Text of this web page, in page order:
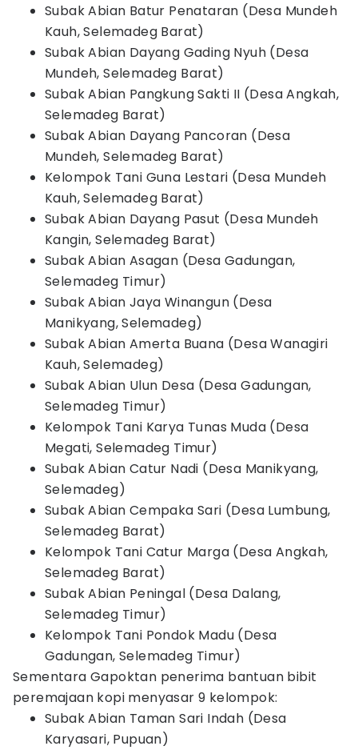
Subak Abian Batur Penataran (Desa Mundeh
Kauh, Selemadeg Barat)
Subak Abian Dayang Gading Nyuh (Desa
Mundeh, Selemadeg Barat)
Subak Abian Pangkung Sakti II (Desa Angkah,
Selemadeg Barat)
Subak Abian Dayang Pancoran (Desa
Mundeh, Selemadeg Barat)
Kelompok Tani Guna Lestari (Desa Mundeh
Kauh, Selemadeg Barat)
Subak Abian Dayang Pasut (Desa Mundeh
Kangin, Selemadeg Barat)
Subak Abian Asagan (Desa Gadungan,
Selemadeg Timur)
Subak Abian Jaya Winangun (Desa
Manikyang, Selemadeg)
Subak Abian Amerta Buana (Desa Wanagiri
Kauh, Selemadeg)
Subak Abian Ulun Desa (Desa Gadungan,
Selemadeg Timur)
Kelompok Tani Karya Tunas Muda (Desa
Megati, Selemadeg Timur)
Subak Abian Catur Nadi (Desa Manikyang,
Selemadeg)
Subak Abian Cempaka Sari (Desa Lumbung,
Selemadeg Barat)
Kelompok Tani Catur Marga (Desa Angkah,
Selemadeg Barat)
Subak Abian Peningal (Desa Dalang,
Selemadeg Timur)
Kelompok Tani Pondok Madu (Desa
Gadungan, Selemadeg Timur)
Sementara Gapoktan penerima bantuan bibit
peremajaan kopi menyasar 9 kelompok:
Subak Abian Taman Sari Indah (Desa
Karyasari, Pupuan)